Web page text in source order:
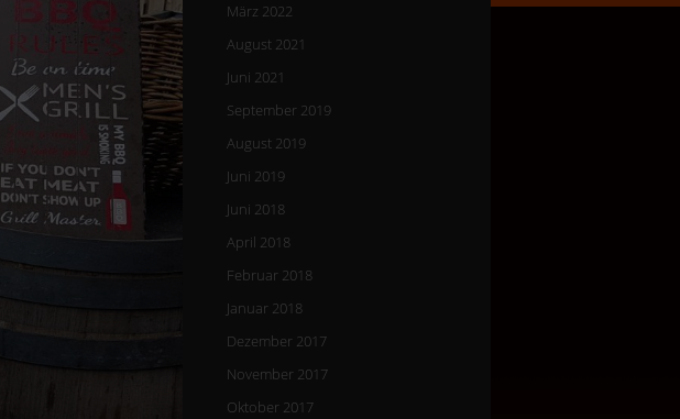
März 2022
August 2021
Juni 2021
September 2019
August 2019
Juni 2019
Juni 2018
April 2018
Februar 2018
Januar 2018
Dezember 2017
November 2017
Oktober 2017